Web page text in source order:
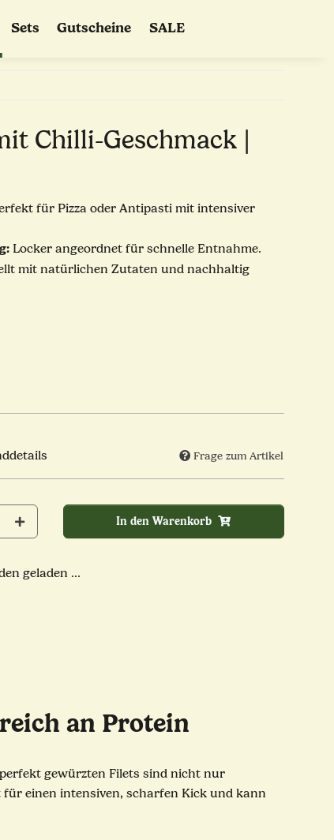
Sets Gutscheine SALE
Chilli-Geschmack |
für Pizza oder Antipasti mit intensiver
Locker angeordnet für schnelle Entnahme.
mit natürlichen Zutaten und nachhaltig
Frage zum Artikel
In den Warenkorb
geladen ...
an Protein
gewürzten Filets sind nicht nur
einen intensiven, scharfen Kick und kann